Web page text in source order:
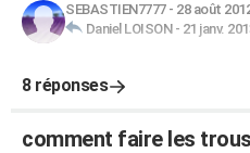
SEBASTIEN7777- 28 août
Daniel LOISON- 21 janv.
8 réponses
comment faire les